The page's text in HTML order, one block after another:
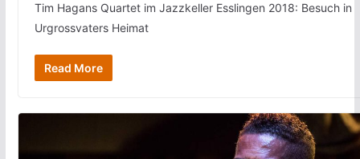
Tim Hagans Quartet im Jazzkeller Esslingen 2018: Besuch in
Urgrossvaters Heimat
Read More